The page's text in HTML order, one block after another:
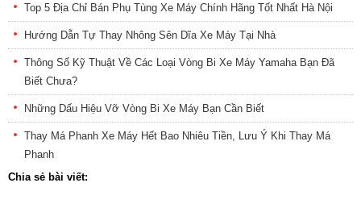
Top 5 Địa Chỉ Bán Phụ Tùng Xe Máy Chính Hãng Tốt Nhất Hà Nội
Hướng Dẫn Tự Thay Nhông Sên Dĩa Xe Máy Tại Nhà
Thông Số Kỹ Thuật Về Các Loại Vòng Bi Xe Máy Yamaha Bạn Đã
Biết Chưa?
Những Dấu Hiệu Vỡ Vòng Bi Xe Máy Bạn Cần Biết
Thay Má Phanh Xe Máy Hết Bao Nhiêu Tiền, Lưu Ý Khi Thay Má
Phanh
Chia sẻ bài viết: